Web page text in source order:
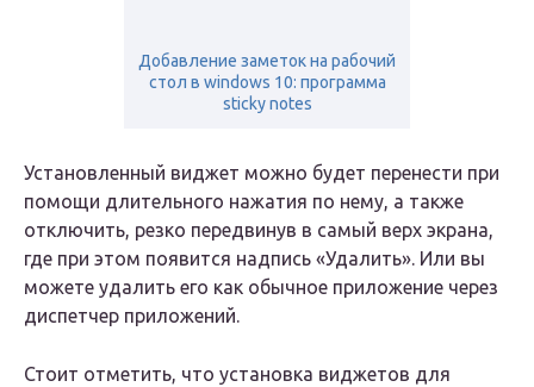
Добавление заметок на рабочий
стол в windows 10: программа
sticky notes
Установленный виджет можно будет перенести при
помощи длительного нажатия по нему, а также
отключить, резко передвинув в самый верх экрана,
где при этом появится надпись «Удалить». Или вы
можете удалить его как обычное приложение через
диспетчер приложений.
Стоит отметить, что установка виджетов для